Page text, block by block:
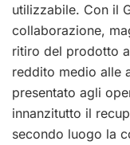
utilizzabile. Con il
collaborazione,
ritiro del prodotto
reddito medio alle
presentato agli
innanzitutto il
secondo luogo la